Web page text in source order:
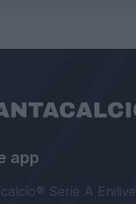
app
Serie A Enilive